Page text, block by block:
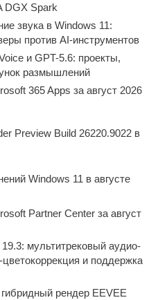
DGX Spark
звука в Windows 11:
против AI-инструментов
и GPT-5.6: проекты,
размышлений
365 Apps за август 2026
Preview Build 26220.9022 в
Windows 11 в августе
Partner Center за август
мультитрековый аудио-
цветокоррекция и поддержка
рендер EEVEE